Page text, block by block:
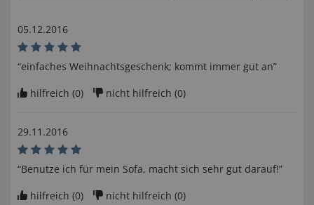
05.12.2016
“einfaches Weihnachtsgeschenk; kommt immer gut an”
hilfreich (0) nicht hilfreich (0)
29.11.2016
“Benutze ich für mein Sofa, macht sich sehr gut darauf!”
hilfreich (0) nicht hilfreich (0)